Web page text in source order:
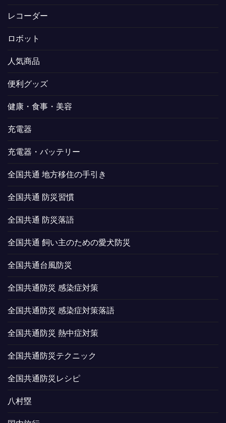
レコーダー
ロボット
人気商品
便利グッズ
健康・食事・美容
充電器
充電器・バッテリー
全国共通 地方移住の手引き
全国共通 防災習慣
全国共通 防災落語
全国共通 飼い主のための愛犬防災
全国共通台風防災
全国共通防災 感染症対策
全国共通防災 感染症対策落語
全国共通防災 熱中症対策
全国共通防災テクニック
全国共通防災レシピ
八村塁